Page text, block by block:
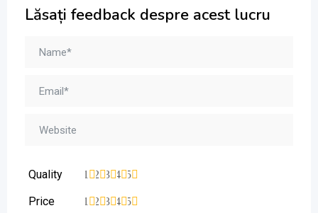
Lăsați feedback despre acest lucru
Quality 5
4
3
2
1
Price 5
4
3
2
1